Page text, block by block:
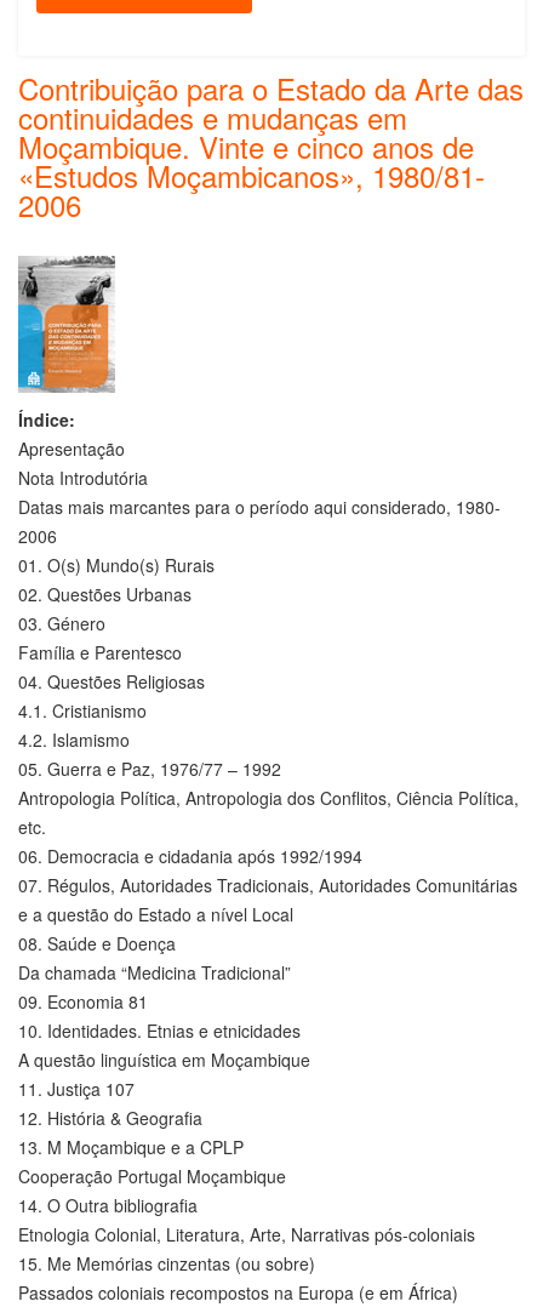
Contribuição para o Estado da Arte das
continuidades e mudanças em
Moçambique. Vinte e cinco anos de
«Estudos Moçambicanos», 1980/81-
2006
Índice:
Apresentação
Nota Introdutória
Datas mais marcantes para o período aqui considerado, 1980-
2006
01. O(s) Mundo(s) Rurais
02. Questões Urbanas
03. Género
Família e Parentesco
04. Questões Religiosas
4.1. Cristianismo
4.2. Islamismo
05. Guerra e Paz, 1976/77 – 1992
Antropologia Política, Antropologia dos Conflitos, Ciência Política,
etc.
06. Democracia e cidadania após 1992/1994
07. Régulos, Autoridades Tradicionais, Autoridades Comunitárias
e a questão do Estado a nível Local
08. Saúde e Doença
Da chamada “Medicina Tradicional”
09. Economia 81
10. Identidades. Etnias e etnicidades
A questão linguística em Moçambique
11. Justiça 107
12. História & Geografia
13. M Moçambique e a CPLP
Cooperação Portugal Moçambique
14. O Outra bibliografia
Etnologia Colonial, Literatura, Arte, Narrativas pós-coloniais
15. Me Memórias cinzentas (ou sobre)
Passados coloniais recompostos na Europa (e em África)